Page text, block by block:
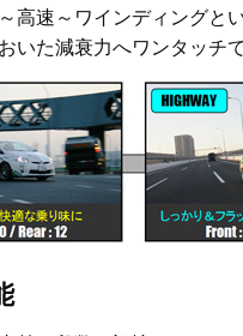
高速～ワインディングと
いた減衰力へワンタッチ